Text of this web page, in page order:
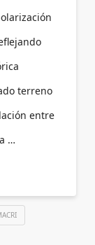
terreno
entre
…